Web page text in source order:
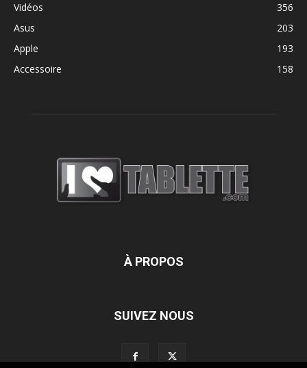
Vidéos
356
Asus
203
Apple
193
Accessoire
158
À PROPOS
SUIVEZ NOUS